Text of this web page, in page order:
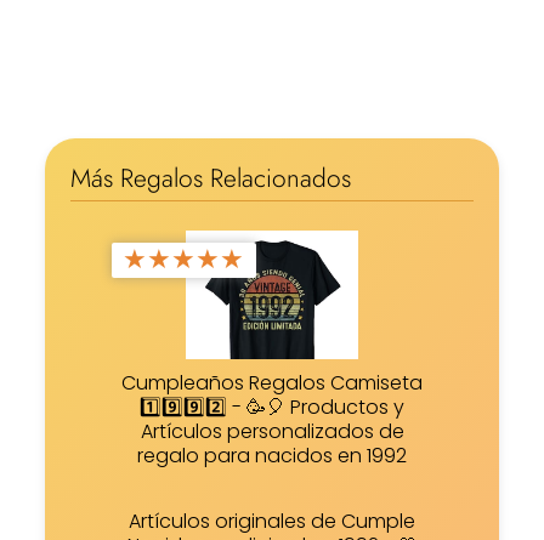
Más Regalos Relacionados
★★★★★
Cumpleaños Regalos Camiseta
1️⃣9️⃣9️⃣2️⃣ - 🥳🎈 Productos y
Artículos personalizados de
regalo para nacidos en 1992
Artículos originales de Cumple